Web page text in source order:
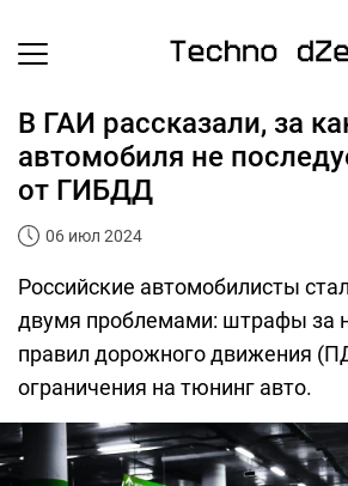
В ГАИ рассказали, за
автомобиля не
от ГИБДД
06 июл 2024
Российские автомобилисты
двумя проблемами: штрафы за
правил дорожного движения
ограничения на тюнинг авто.